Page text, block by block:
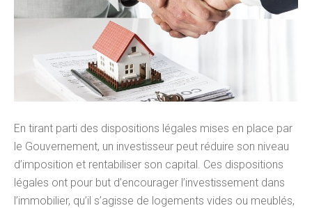
En tirant parti des dispositions légales mises en place par
le Gouvernement, un investisseur peut réduire son niveau
d’imposition et rentabiliser son capital. Ces dispositions
légales ont pour but d’encourager l’investissement dans
l’immobilier, qu’il s’agisse de logements vides ou meublés,